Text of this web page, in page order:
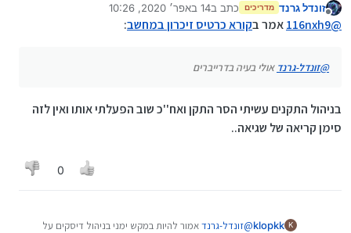
מנותק
זונדל גרנד מדריכים כתב ב14 באפר׳ 2020, 10:26
נערך לאחרונה על ידי
@
116nxh9אמר בקורא כרטיס זיכרון במחשב:
@זונדל-גרנד אולי בעיה בדרייברים
בניהול התקנים עשיתי הסר התקן ואח''כ שוב הפעלתי אותו ואין לזה
סימן קריאה של שגיאה..
0
K
klopkk
@זונדל-גרנדאמור להיות במקש ימני בניהול דיסקים על